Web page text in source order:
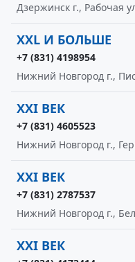
Дзержинск г., Рабочая
XXL И БОЛЬШЕ
+7 (831) 4198954
Нижний Новгород г.,
XXI ВЕК
+7 (831) 4605523
Нижний Новгород г.,
XXI ВЕК
+7 (831) 2787537
Нижний Новгород г.,
XXI ВЕК